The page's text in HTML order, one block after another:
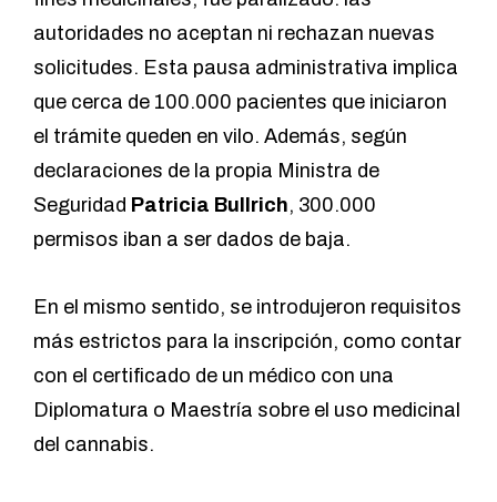
autoridades no aceptan ni rechazan nuevas
solicitudes. Esta pausa administrativa implica
que cerca de 100.000 pacientes que iniciaron
el trámite queden en vilo. Además, según
declaraciones de la propia Ministra de
Seguridad Patricia Bullrich, 300.000
permisos iban a ser dados de baja.
En el mismo sentido, se introdujeron requisitos
más estrictos para la inscripción, como contar
con el certificado de un médico con una
Diplomatura o Maestría sobre el uso medicinal
del cannabis.